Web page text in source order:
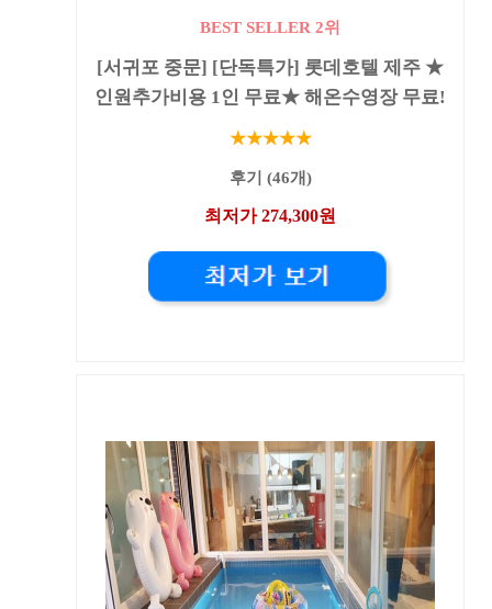
BEST SELLER 2위
[서귀포 중문] [단독특가] 롯데호텔 제주 ★
인원추가비용 1인 무료★ 해온수영장 무료!
★★★★★
후기 (46개)
최저가 274,300원